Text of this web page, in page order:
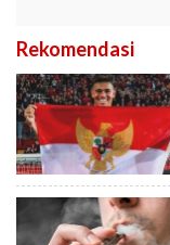
Rekomendasi